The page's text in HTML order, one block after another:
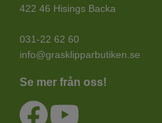
422 46 Hisings Backa
031-22 62 60
info@grasklipparbutiken.se
Se mer från oss!